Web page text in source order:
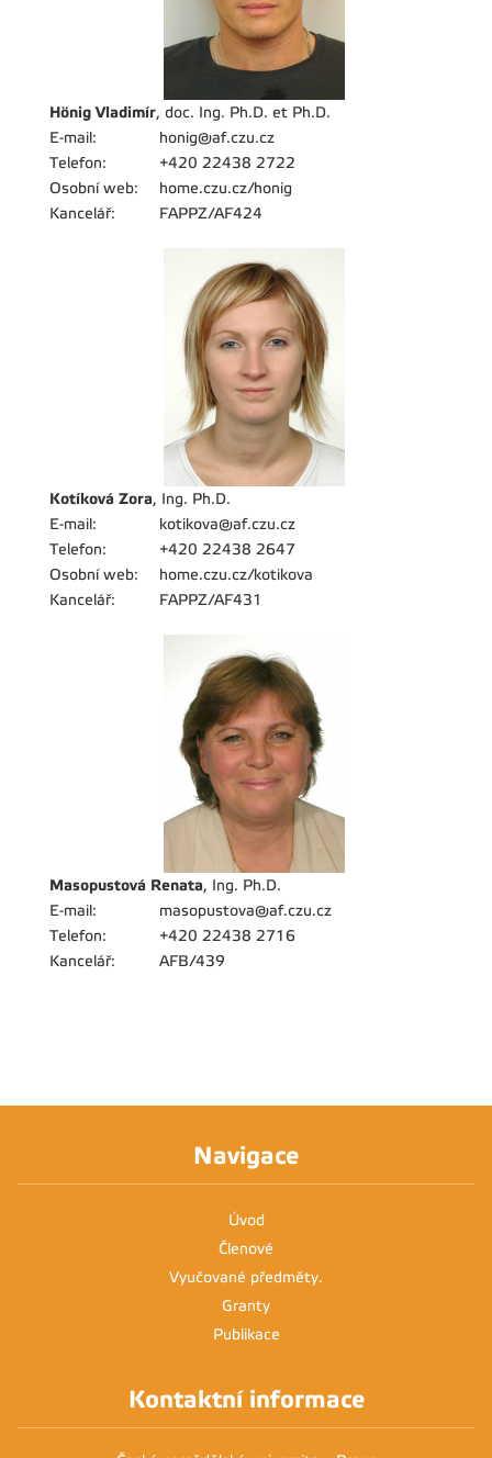
Hönig Vladimír, doc. Ing. Ph.D. et Ph.D.
E-mail:
honig@af.czu.cz
Telefon:
+420 22438 2722
Osobní web:
home.czu.cz/honig
Kancelář:
FAPPZ/AF424
Kotíková Zora, Ing. Ph.D.
E-mail:
kotikova@af.czu.cz
Telefon:
+420 22438 2647
Osobní web:
home.czu.cz/kotikova
Kancelář:
FAPPZ/AF431
Masopustová Renata, Ing. Ph.D.
E-mail:
masopustova@af.czu.cz
Telefon:
+420 22438 2716
Kancelář:
AFB/439
Navigace
Úvod
Členové
Vyučované předměty.
Granty
Publikace
Kontaktní informace